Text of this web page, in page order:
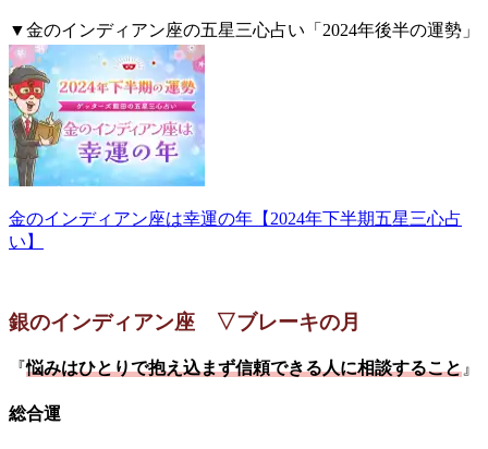
▼金のインディアン座の五星三心占い「2024年後半の運勢」
詳細はこちら。
金のインディアン座は幸運の年【2024年下半期五星三心占
い】
銀のインディアン座 ▽ブレーキの月
『悩みはひとりで抱え込まず信頼できる人に相談すること 』
総合運